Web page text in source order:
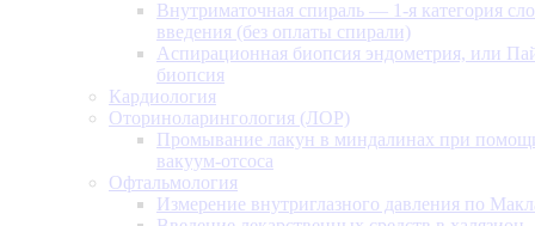
Внутриматочная спираль — 1-я категория
введения (без оплаты спирали)
Аспирационная биопсия эндометрия, или
биопсия
Кардиология
Оториноларингология (ЛОР)
Промывание лакун в миндалинах при
вакуум-отсоса
Офтальмология
Измерение внутриглазного давления по